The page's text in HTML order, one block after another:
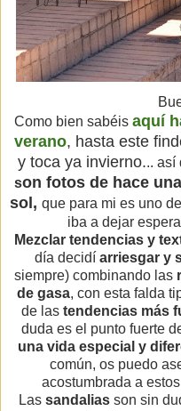
Como bien sabéis aquí
verano, hasta este
y toca ya invierno... así
son fotos de hace
sol, que para mi es uno
iba a dejar
Mezclar tendencias y
día decidí arriesgar y
siempre) combinando las
de gasa, con esta falda
de las tendencias más
duda es el punto fuerte
una vida especial y
común, os puedo
acostumbrada a
Las sandalias son sin